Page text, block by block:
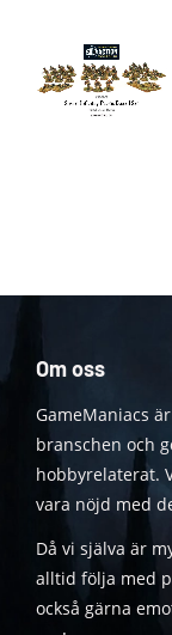
Om oss
GameManiacs
branschen och
hobbyrelaterat.
vara nöjd med
Då vi själva är
alltid följa med
också gärna